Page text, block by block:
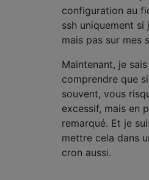
configuration au
ssh uniquement si
mais pas sur mes
Maintenant, je
comprendre que
souvent, vous
excessif, mais en
remarqué. Et je
mettre cela dans
cron aussi.